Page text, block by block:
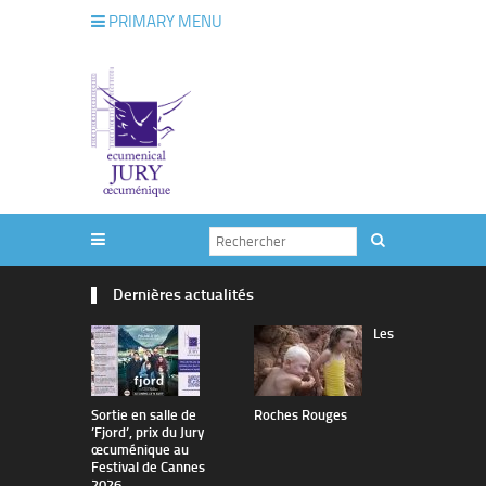
PRIMARY MENU
Dernières actualités
Sortie en salle de
’Fjord’, prix du Jury
œcuménique au
Festival de Cannes
Les
Roches Rouges